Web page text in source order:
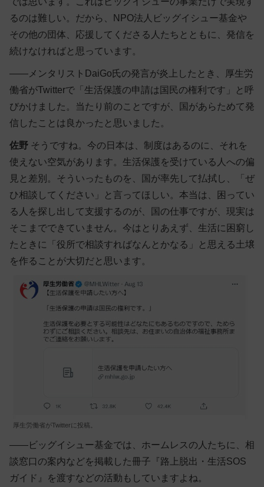
るのは難しい。だから、NPO法人ビッグイシュー基金や
その他の団体、応援してくださる人たちとともに、発信を
続けなければと思っています。
――メンタリストDaiGo氏の発言が炎上したとき、厚生労
働省がTwitterで「生活保護の申請は国民の権利です」と呼
びかけました。当たり前のことですが、国があらためて発
信したことは良かったと思いました。
佐野 そうですね。今の日本は、制度はあるのに、それを
使えない空気があります。生活保護を受けている人への偏
見と差別。そういったものを、国が率先して払拭し、「ぜ
ひ相談してください」と言ってほしい。本当は、困ってい
る人を探し出して支援するのが、国の仕事ですが、現実は
そこまでできていません。今はとりあえず、生活に困窮し
たときに「役所で相談すればなんとかなる」と思える土壌
を作ることが大切だと思います。
厚生労働省がTwitterに投稿。
――ビッグイシュー基金では、ホームレスの人たちに、相
談窓口の案内などを掲載した冊子『路上脱出・生活SOS
ガイド』を渡すなどの活動もしていますよね。